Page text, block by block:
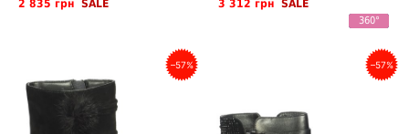
2 835 грн SALE
3 312 грн SALE
Відео
360°
–57% –57%